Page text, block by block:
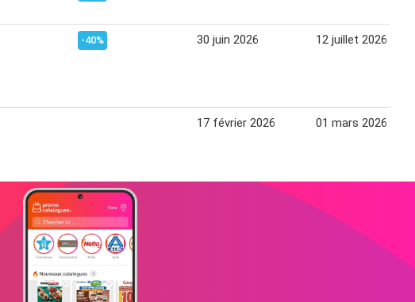
-40% 30 juin 2026 12 juillet 2026
17 février 2026 01 mars 2026